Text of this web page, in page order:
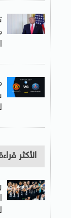
الأكثر